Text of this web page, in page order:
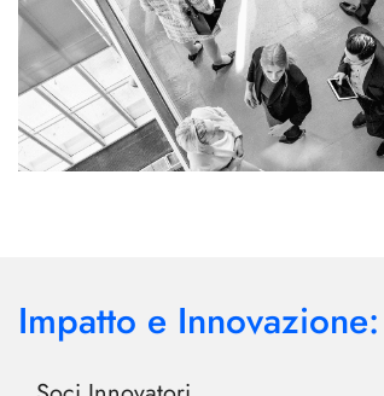
Impatto e